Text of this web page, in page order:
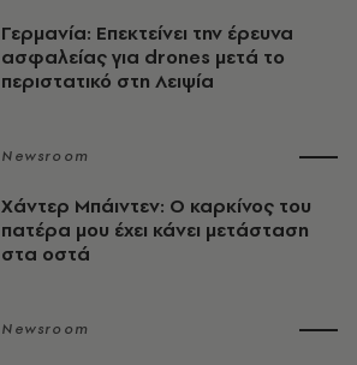
Γερμανία: Επεκτείνει την έρευνα
ασφαλείας για drones μετά το
περιστατικό στη Λειψία
Newsroom
Χάντερ Μπάιντεν: Ο καρκίνος του
πατέρα μου έχει κάνει μετάσταση
στα οστά
Newsroom